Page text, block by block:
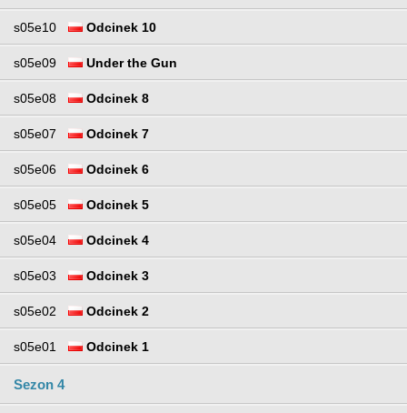
s05e10 Odcinek 10
s05e09 Under the Gun
s05e08 Odcinek 8
s05e07 Odcinek 7
s05e06 Odcinek 6
s05e05 Odcinek 5
s05e04 Odcinek 4
s05e03 Odcinek 3
s05e02 Odcinek 2
s05e01 Odcinek 1
Sezon 4